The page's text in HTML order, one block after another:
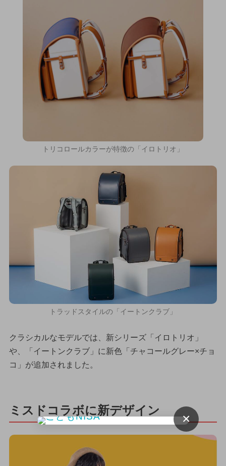
トリコロールカラーが特徴の「イロトリオ」
トラッドスタイルの「イートンクラブ」
クラシカルなモデルでは、新シリーズ「イロトリオ」
や、「イートンクラブ」に新色「チャコールグレー×チョ
コ」が追加されました。
ミスドコラボに新デザイン
×